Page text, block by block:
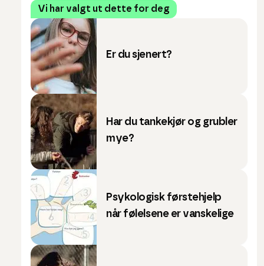
Vi har valgt ut dette for deg
Er du sjenert?
Har du tankekjør og grubler
mye?
Psykologisk førstehjelp
når følelsene er vanskelige